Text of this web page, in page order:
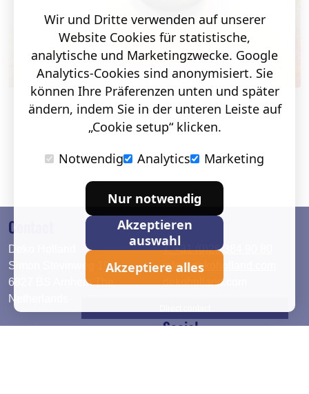
Contact
Deko Holland
Simon Stevinweg 19
6827 BS Arnhem The
Netherlands
T. +31 (0)26 384 90 80
info@dekoholland.com
dekoholland.com
Social
Wir und Dritte verwenden auf unserer
Website Cookies für statistische,
analytische und Marketingzwecke. Google
Analytics-Cookies sind anonymisiert. Sie
können Ihre Präferenzen unten und später
ändern, indem Sie in der unteren Leiste auf
„Cookie setup“ klicken.
Notwendig
Analytics Marketing
Nur notwendig
Akzeptieren
auswahl
Akzeptiere alles